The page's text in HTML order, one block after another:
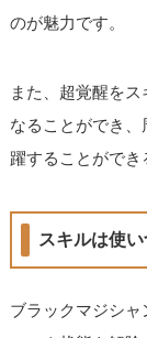
のが魅力です。
また、超覚醒を
なることができ
躍することができ
スキルは使
ブラックマジシ